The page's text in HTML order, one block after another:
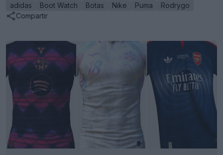
adidas Boot Watch Botas Nike Puma
Rodrygo
Compartir